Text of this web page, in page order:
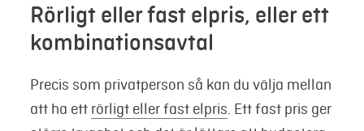
Rörligt eller fast elpris, eller ett
kombinationsavtal
Precis som privatperson så kan du välja mellan
att ha ett rörligt eller fast elpris. Ett fast pris ger